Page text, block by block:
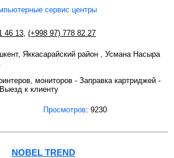
сервис центры
46 13 (+998 97) 778 82 27
Яккасарайский район , Усмана Насыра
мониторов - Заправка картриджей -
к клиенту
Просмотров: 9230
NOBEL TREND